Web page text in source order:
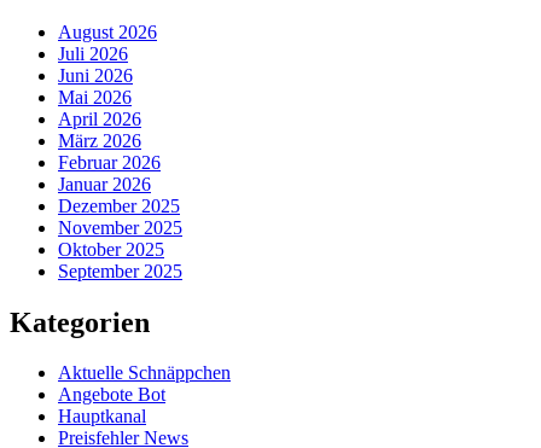
August 2026
Juli 2026
Juni 2026
Mai 2026
April 2026
März 2026
Februar 2026
Januar 2026
Dezember 2025
November 2025
Oktober 2025
September 2025
Kategorien
Aktuelle Schnäppchen
Angebote Bot
Hauptkanal
Preisfehler News